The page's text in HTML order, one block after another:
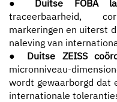
● Duitse FOBA
traceerbaarheid,
markeringen en uiterst
naleving van
● Duitse ZEISS
micronniveau-
wordt gewaarborgd dat
internationale